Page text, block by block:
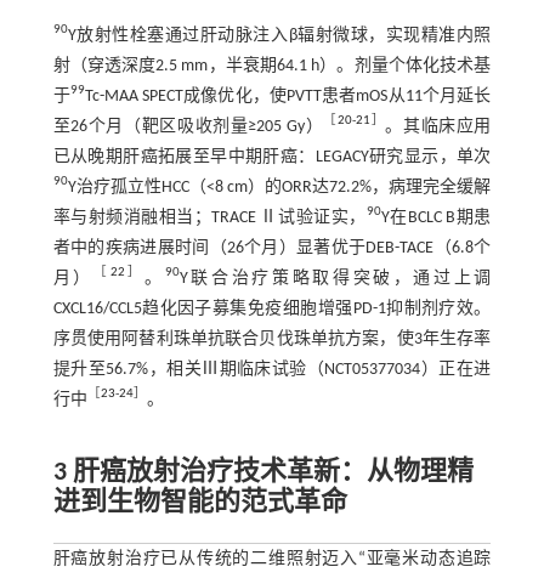
90Y放射性栓塞通过肝动脉注入β辐射微球，实现精准内照
射（穿透深度2.5 mm，半衰期64.1 h）。剂量个体化技术基
于99Tc-MAA SPECT成像优化，使PVTT患者mOS从11个月延长
至26个月（靶区吸收剂量≥205 Gy）
［20-21］ 。其临床应用
已从晚期肝癌拓展至早中期肝癌：LEGACY研究显示，单次
90Y治疗孤立性HCC（<8 cm）的ORR达72.2%，病理完全缓解
率与射频消融相当；TRACE Ⅱ试验证实，
90Y在BCLC B期患
者中的疾病进展时间（26个月）显著优于DEB-TACE（6.8个
月）
［ 22 ］ 。 90Y联合治疗策略取得突破，通过上调
CXCL16/CCL5趋化因子募集免疫细胞增强PD-1抑制剂疗效。
序贯使用阿替利珠单抗联合贝伐珠单抗方案，使3年生存率
提升至56.7%，相关Ⅲ期临床试验（NCT05377034）正在进
行中 ［23-24］ 。
3 肝癌放射治疗技术革新：从物理精
进到生物智能的范式革命
肝癌放射治疗已从传统的二维照射迈入“亚毫米动态追踪